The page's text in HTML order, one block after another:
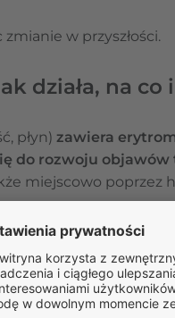
w przyszłości.
działa, na co
płyn) zawiera
do rozwoju
miejscowo poprzez
stosuje się na